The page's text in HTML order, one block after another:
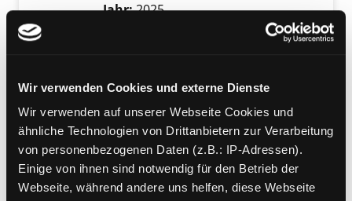
Wir verwenden Cookies und externe Dienste
Wir verwenden auf unserer Webseite Cookies und
ähnliche Technologien von Drittanbietern zur Verarbeitung
von personenbezogenen Daten (z.B.: IP-Adressen).
Einige von ihnen sind notwendig für den Betrieb der
Webseite, während andere uns helfen, diese Webseite
Jahr:2025
Mord unter
Mediengruppe:Belletristik
Die flüchtigen Sterne
ein Fall für Father Brown
Verfasser:Chesterton, Gilbert K.
Jahr: 2025
Übergeordnetes Werk: Mord unter